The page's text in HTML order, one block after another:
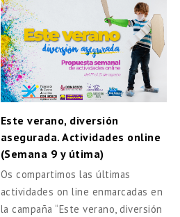
Este verano, diversión
asegurada. Actividades online
(Semana 9 y útima)
Os compartimos las últimas
actividades on line enmarcadas en
la campaña “Este verano, diversión